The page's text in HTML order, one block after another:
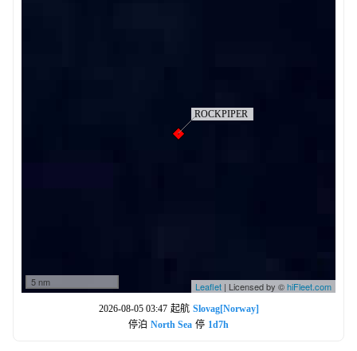
5 nm Leaflet | Licensed by ©hiFleet.com
2026-08-05 03:47 起航 Slovag[Norway]
停泊 North Sea 停 1d7h